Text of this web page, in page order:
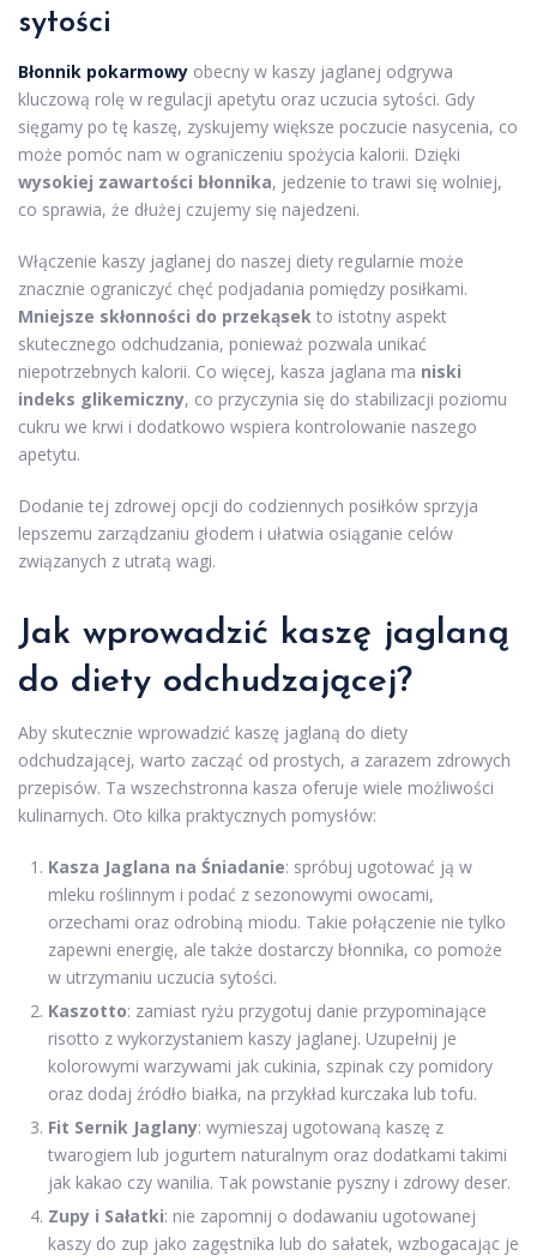
sytości
Błonnik pokarmowy obecny w kaszy jaglanej odgrywa
kluczową rolę w regulacji apetytu oraz uczucia sytości. Gdy
sięgamy po tę kaszę, zyskujemy większe poczucie nasycenia, co
może pomóc nam w ograniczeniu spożycia kalorii. Dzięki
wysokiej zawartości błonnika, jedzenie to trawi się wolniej,
co sprawia, że dłużej czujemy się najedzeni.
Włączenie kaszy jaglanej do naszej diety regularnie może
znacznie ograniczyć chęć podjadania pomiędzy posiłkami.
Mniejsze skłonności do przekąsek to istotny aspekt
skutecznego odchudzania, ponieważ pozwala unikać
niepotrzebnych kalorii. Co więcej, kasza jaglana ma niski
indeks glikemiczny, co przyczynia się do stabilizacji poziomu
cukru we krwi i dodatkowo wspiera kontrolowanie naszego
apetytu.
Dodanie tej zdrowej opcji do codziennych posiłków sprzyja
lepszemu zarządzaniu głodem i ułatwia osiąganie celów
związanych z utratą wagi.
Jak wprowadzić kaszę jaglaną
do diety odchudzającej?
Aby skutecznie wprowadzić kaszę jaglaną do diety
odchudzającej, warto zacząć od prostych, a zarazem zdrowych
przepisów. Ta wszechstronna kasza oferuje wiele możliwości
kulinarnych. Oto kilka praktycznych pomysłów:
Kasza Jaglana na Śniadanie: spróbuj ugotować ją w
mleku roślinnym i podać z sezonowymi owocami,
orzechami oraz odrobiną miodu. Takie połączenie nie tylko
zapewni energię, ale także dostarczy błonnika, co pomoże
w utrzymaniu uczucia sytości.
Kaszotto: zamiast ryżu przygotuj danie przypominające
risotto z wykorzystaniem kaszy jaglanej. Uzupełnij je
kolorowymi warzywami jak cukinia, szpinak czy pomidory
oraz dodaj źródło białka, na przykład kurczaka lub tofu.
Fit Sernik Jaglany: wymieszaj ugotowaną kaszę z
twarogiem lub jogurtem naturalnym oraz dodatkami takimi
jak kakao czy wanilia. Tak powstanie pyszny i zdrowy deser.
Zupy i Sałatki: nie zapomnij o dodawaniu ugotowanej
kaszy do zup jako zagęstnika lub do sałatek, wzbogacając je